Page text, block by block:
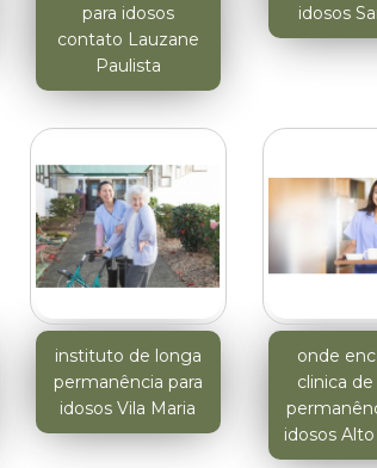
para idosos
contato Lauzane
Paulista
idosos
instituto de longa
permanência para
idosos Vila Maria
onde
clinica
idosos